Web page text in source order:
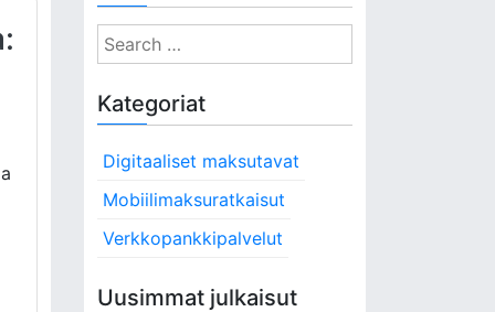
S
e
a
r
h
Kategoriat
Digitaaliset maksutavat
Mobiilimaksuratkaisut
Verkkopankkipalvelut
Uusimmat julkaisut